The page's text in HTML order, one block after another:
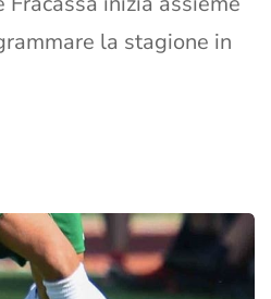
la stagione in